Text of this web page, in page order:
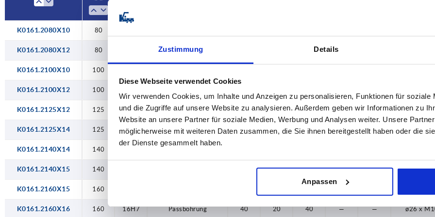
Zustimmung Details
Diese Webseite verwendet Cookies
Wir verwenden Cookies, um Inhalte und Anzeigen zu personalisieren, Funktionen für soziale
und die Zugriffe auf unsere Website zu analysieren. Außerdem geben wir Informationen zu
Website an unsere Partner für soziale Medien, Werbung und Analysen weiter. Unsere
möglicherweise mit weiteren Daten zusammen, die Sie ihnen bereitgestellt haben oder die
der Dienste gesammelt haben.
Anpassen
250 20H7
24H7
K0161.2080X10 80
K0161.2080X12 80 Passbohrung ø18 x
K0161.2100X10 100
K0161.2100X12 100
K0161.2125X12 125 12H7 Passbohrung 30 18 37 — — ø21 x
K0161.2125X14 125 14H7 Passbohrung 30 18 37 — — ø21 x
K0161.2140X14 140
K0161.2140X15 140 19 34 — — ø21 x
K0161.2160X15 160
K0161.2160X16 160 16H7 Passbohrung 40 20 40 — — ø26 x